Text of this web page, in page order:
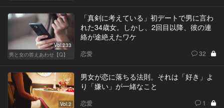
Vol.233
男と女の答えあわせ【Q】
「真剣に考えている」初デートで男に言わ
れた34歳女。しかし、2回目以降、彼の連
絡が途絶えたワケ
恋愛 32
Vol.2
男女が恋に落ちる法則。それは「好き」よ
り「嫌い」が一緒なこと
恋愛 1